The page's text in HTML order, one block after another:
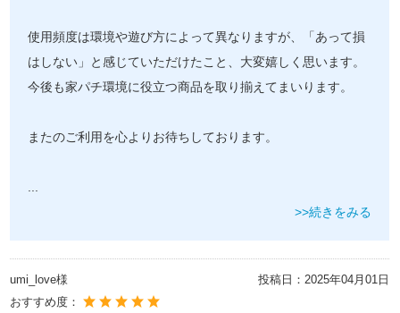
使用頻度は環境や遊び方によって異なりますが、「あって損
はしない」と感じていただけたこと、大変嬉しく思います。
今後も家パチ環境に役立つ商品を取り揃えてまいります。
またのご利用を心よりお待ちしております。
>>続きをみる
umi_love様 投稿日： 2025年04月01日
おすすめ度：